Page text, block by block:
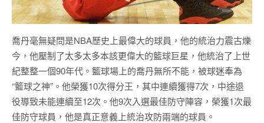
喬丹毫無疑問是NBA歷史上最偉大的球員，他的統治力震古爍
今，他壓制了太多太多本該更偉大的籃球巨星，他統治了上世
紀整整一個90年代。籃球場上的喬丹無所不能，被球迷奉為
“籃球之神”。他榮獲10次得分王，其中連續獲得7次，中途退
役導致未能連續至12次。他9次入選最佳防守陣容，榮獲1次最
佳防守球員，他是真正意義上統治攻防兩端的球員。‍